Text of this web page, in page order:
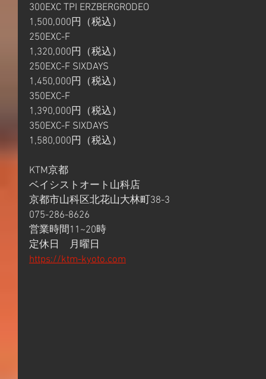
300EXC TPI ERZBERGRODEO
1,500,000円（税込）
250EXC-F
1,320,000円（税込）
250EXC-F SIXDAYS
1,450,000円（税込）
350EXC-F
1,390,000円（税込）
350EXC-F SIXDAYS
1,580,000円（税込）
KTM京都
ベイシストオート山科店
京都市山科区北花山大林町38-3
075-286-8626
営業時間11~20時
定休日　月曜日
https://ktm-kyoto.com